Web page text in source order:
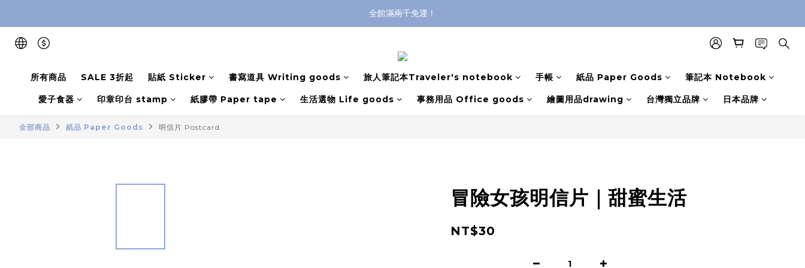
全館滿兩千免運！
全館滿兩千免運！
所有商品
SALE 3折起 貼紙 Sticker 書寫道具 Writing goods 旅人筆記本Traveler's notebook 手帳 紙品 Paper Goods 筆記本 Notebook
愛子食器 印章印台 stamp 紙膠帶 Paper tape 生活選物 Life goods 事務用品 Office goods 繪圖用品drawing 台灣獨立品牌 日本品牌
全部商品 紙品 Paper Goods 明信片 Postcard
冒險女孩明信片｜甜蜜生活
NT$30